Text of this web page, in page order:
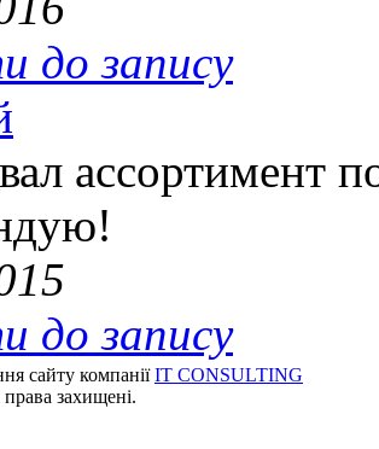
до запису
ассортимент
до запису
сайту компаніїIT CONSULTING
захищені.